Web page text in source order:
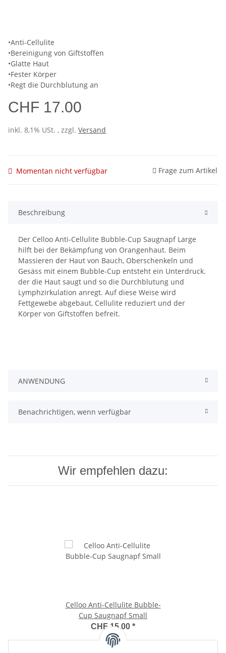
•Anti-Cellulite
•Bereinigung von Giftstoffen
•Glatte Haut
•Fester Körper
•Regt die Durchblutung an
CHF 17.00
inkl. 8,1% USt. , zzgl. Versand
Momentan nicht verfügbar Frage zum Artikel
Beschreibung
Der Celloo Anti-Cellulite Bubble-Cup Saugnapf Large
hilft bei der Bekämpfung von Orangenhaut. Beim
Massieren der Haut von Bauch, Oberschenkeln und
Gesäss mit einem Bubble-Cup entsteht ein Unterdruck.
der die Haut saugt und so die Durchblutung und
Lymphzirkulation anregt. Auf diese Weise wird
Fettgewebe abgebaut, Cellulite reduziert und der
Körper von Giftstoffen befreit.
ANWENDUNG
Benachrichtigen, wenn verfügbar
Wir empfehlen dazu:
Celloo Anti-Cellulite Bubble-
Cup Saugnapf Small
CHF 15.00 *